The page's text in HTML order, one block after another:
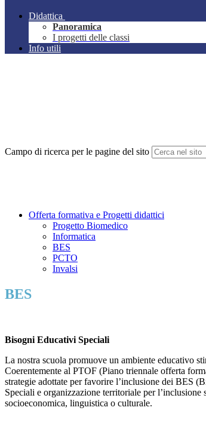
Didattica
Panoramica
I progetti delle classi
Info utili
Campo di ricerca per le pagine del sito
Offerta formativa e Progetti didattici
Progetto Biomedico
Informatica
BES
PCTO
Invalsi
BES
Bisogni Educativi Speciali
La nostra scuola promuove un ambiente educativo
Coerentemente al PTOF (Piano triennale offerta
strategie adottate per favorire l’inclusione dei BES
Speciali e organizzazione territoriale per
socioeconomica, linguistica o culturale.